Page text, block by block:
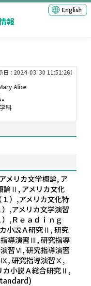
報
English
日 : 2024-03-30 11:51:26）
Alice
科
メリカ文学概論, ア
論Ⅱ, アメリカ文化
）,アメリカ文化特
,アメリカ文学演習
,Ｒｅａｄｉｎｇ
小説Ａ研究Ⅱ, 研究
導演習Ⅲ, 研究指導
習Ⅵ, 研究指導演習
研究指導演習Ⅹ,
カ小説Ａ総合研究Ⅱ,